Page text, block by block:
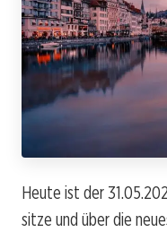
Heute ist der
sitze und über die